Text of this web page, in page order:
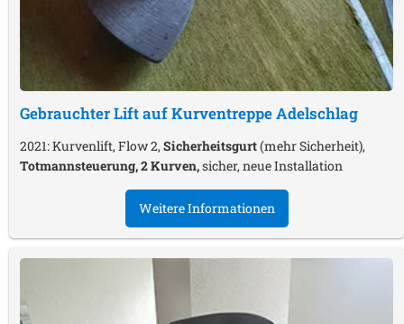
Gebrauchter Lift auf KurventreppeAdelschlag
2021: Kurvenlift, Flow 2, Sicherheitsgurt(mehr Sicherheit),
Totmannsteuerung, 2 Kurven,sicher, neue Installation
Weitere Informationen